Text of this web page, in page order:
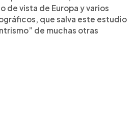
de vista de Europa y varios
que salva este estudio
de muchas otras